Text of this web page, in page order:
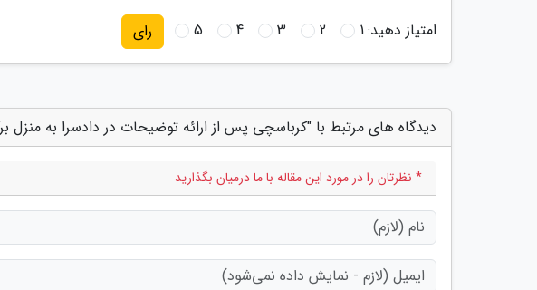
امتیاز دهید:1
2
3
4
5 رای
دیدگاه های مرتبط با "کرباسچی پس از ارائه توضیحات در دادسرا به منزل
* نظرتان را در مورد این مقاله با ما درمیان بگذارید